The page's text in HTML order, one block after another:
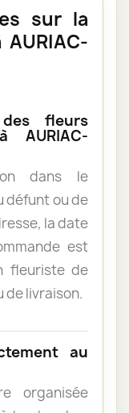
sur la
des fleurs
dans le
défunt ou de
la date
est
fleuriste de
de livraison.
au
organisée